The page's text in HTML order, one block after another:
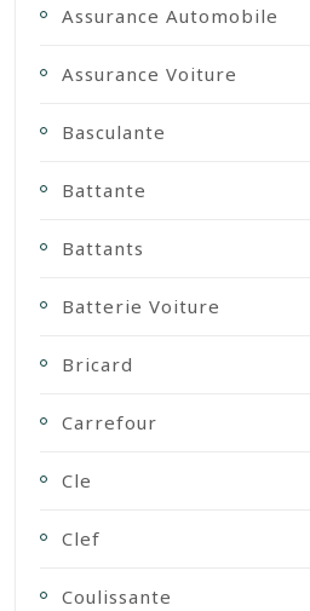
Assurance Automobile
Assurance Voiture
Basculante
Battante
Battants
Batterie Voiture
Bricard
Carrefour
Cle
Clef
Coulissante